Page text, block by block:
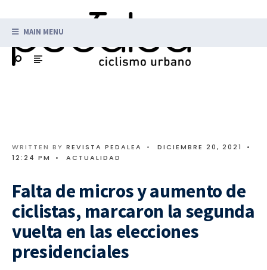
MAIN MENU
WRITTEN BY REVISTA PEDALEA • DICIEMBRE 20, 2021
•
12:24 PM
• ACTUALIDAD
Falta de micros y aumento de
ciclistas, marcaron la segunda
vuelta en las elecciones
presidenciales